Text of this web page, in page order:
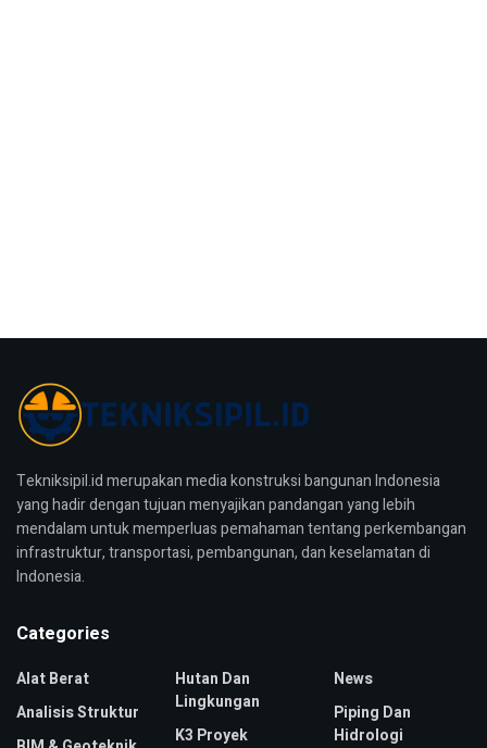
Tekniksipil.id merupakan media konstruksi bangunan Indonesia
yang hadir dengan tujuan menyajikan pandangan yang lebih
mendalam untuk memperluas pemahaman tentang perkembangan
infrastruktur, transportasi, pembangunan, dan keselamatan di
Indonesia.
Categories
Alat Berat
Analisis Struktur
Hutan Dan
Lingkungan
K3 Proyek
News
Piping Dan
Hidrologi